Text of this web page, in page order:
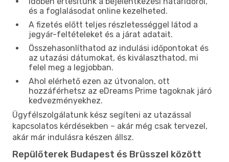
és a foglalásodat online kezelheted.
A fizetés előtt teljes részletességgel látod a
jegyár-feltételeket és a járat adatait.
Összehasonlíthatod az indulási időpontokat és
az utazási dátumokat, és kiválaszthatod, mi
felel meg a legjobban.
Ahol elérhető ezen az útvonalon, ott
hozzáférhetsz az eDreams Prime tagoknak járó
kedvezményekhez.
Ügyfélszolgálatunk kész segíteni az utazással
kapcsolatos kérdésekben – akár még csak tervezel,
akár már indulásra készen állsz.
Repülőterek Budapest és Brüsszel között